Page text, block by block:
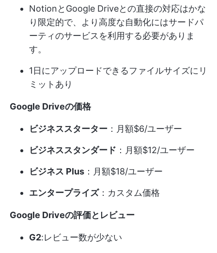
NotionとGoogle Driveとの直接の対応はかな
り限定的で、より高度な自動化にはサードパ
ーティのサービスを利用する必要がありま
す。
1日にアップロードできるファイルサイズにリ
ミットあり
Google Driveの価格
ビジネススターター ：月額$6/ユーザー
ビジネススタンダード ：月額$12/ユーザー
ビジネス Plus ：月額$18/ユーザー
エンタープライズ：カスタム価格
Google Driveの評価とレビュー
G2:レビュー数が少ない